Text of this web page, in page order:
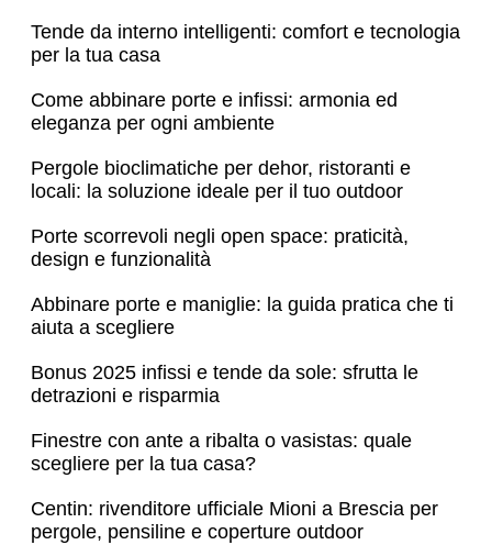
Tende da interno intelligenti: comfort e tecnologia
per la tua casa
Come abbinare porte e infissi: armonia ed
eleganza per ogni ambiente
Pergole bioclimatiche per dehor, ristoranti e
locali: la soluzione ideale per il tuo outdoor
Porte scorrevoli negli open space: praticità,
design e funzionalità
Abbinare porte e maniglie: la guida pratica che ti
aiuta a scegliere
Bonus 2025 infissi e tende da sole: sfrutta le
detrazioni e risparmia
Finestre con ante a ribalta o vasistas: quale
scegliere per la tua casa?
Centin: rivenditore ufficiale Mioni a Brescia per
pergole, pensiline e coperture outdoor